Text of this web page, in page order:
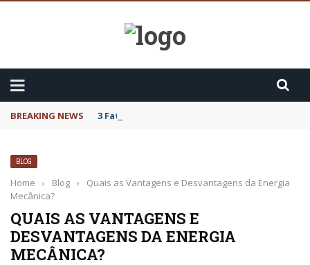
BREAKING NEWS 3 Fatos sobre o Cytotec
BLOG
Home › Blog ›
Quais as Vantagens e Desvantagens da Energia
Mecânica?
QUAIS AS VANTAGENS E
DESVANTAGENS DA ENERGIA
MECÂNICA?